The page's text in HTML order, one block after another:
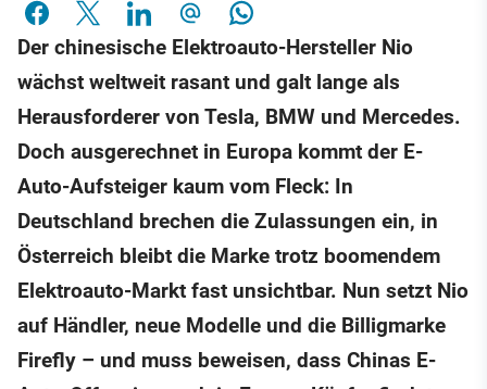
Der chinesische Elektroauto-Hersteller Nio
wächst weltweit rasant und galt lange als
Herausforderer von Tesla, BMW und Mercedes.
Doch ausgerechnet in Europa kommt der E-
Auto-Aufsteiger kaum vom Fleck: In
Deutschland brechen die Zulassungen ein, in
Österreich bleibt die Marke trotz boomendem
Elektroauto-Markt fast unsichtbar. Nun setzt Nio
auf Händler, neue Modelle und die Billigmarke
Firefly – und muss beweisen, dass Chinas E-